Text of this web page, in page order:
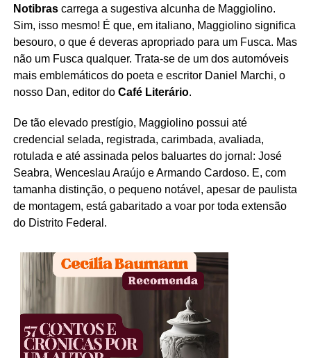
Notibrascarrega a sugestiva alcunha de Maggiolino.
Sim, isso mesmo! É que, em italiano, Maggiolino significa
besouro, o que é deveras apropriado para um Fusca. Mas
não um Fusca qualquer. Trata-se de um dos automóveis
mais emblemáticos do poeta e escritor Daniel Marchi, o
nosso Dan, editor do Café Literário.
De tão elevado prestígio, Maggiolino possui até
credencial selada, registrada, carimbada, avaliada,
rotulada e até assinada pelos baluartes do jornal: José
Seabra, Wenceslau Araújo e Armando Cardoso. E, com
tamanha distinção, o pequeno notável, apesar de paulista
de montagem, está gabaritado a voar por toda extensão
do Distrito Federal.